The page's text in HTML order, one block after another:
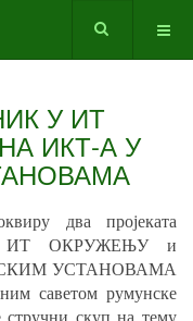
У ИТ
ИКТ-А У
два пројеката
ИТ ОКРУЖЕЊУ и
УСТАНОВАМА
саветом румунске
стручни скуп на тему